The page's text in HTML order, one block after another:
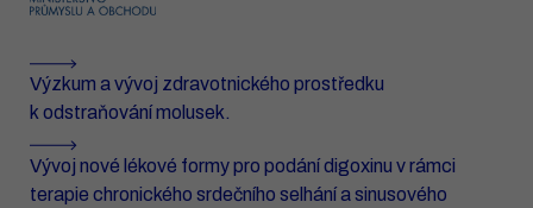
Výzkum a vývoj zdravotnického prostředku
k odstraňování molusek.
Vývoj nové lékové formy pro podání digoxinu v rámci
terapie chronického srdečního selhání a sinusového